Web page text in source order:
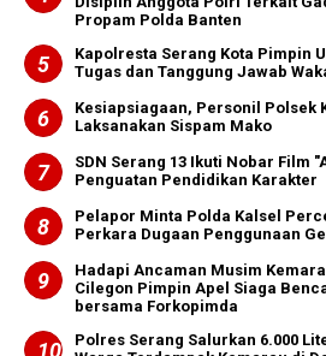
Propam Polda Banten
Kapolresta Serang Kota Pimpin
Tugas dan Tanggung Jawab
Kesiapsiagaan, Personil Polsek
Laksanakan Sispam Mako
SDN Serang 13 Ikuti Nobar Film
Penguatan Pendidikan Karakter
Pelapor Minta Polda Kalsel
Perkara Dugaan Penggunaan
Hadapi Ancaman Musim
Cilegon Pimpin Apel Siaga
bersama Forkopimda
Polres Serang Salurkan 6.000